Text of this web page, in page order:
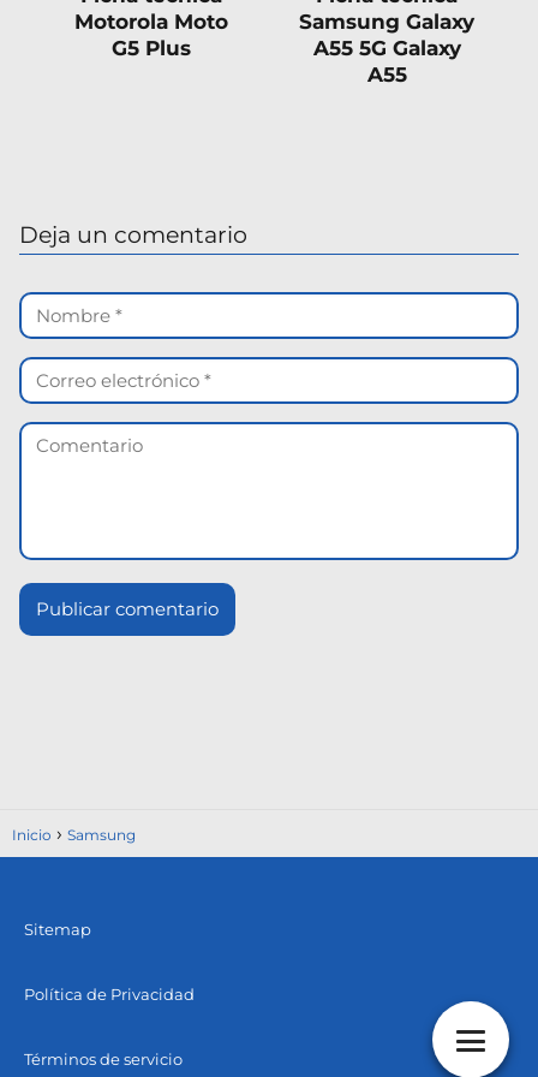
Motorola Moto
G5 Plus
Samsung Galaxy
A55 5G Galaxy
A55
Deja un comentario
Inicio Samsung
Sitemap
Política de Privacidad
Términos de servicio